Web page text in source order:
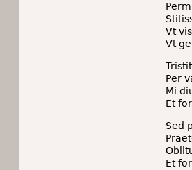
Vt
Vt
Per
Mi
Et
Sed
Et